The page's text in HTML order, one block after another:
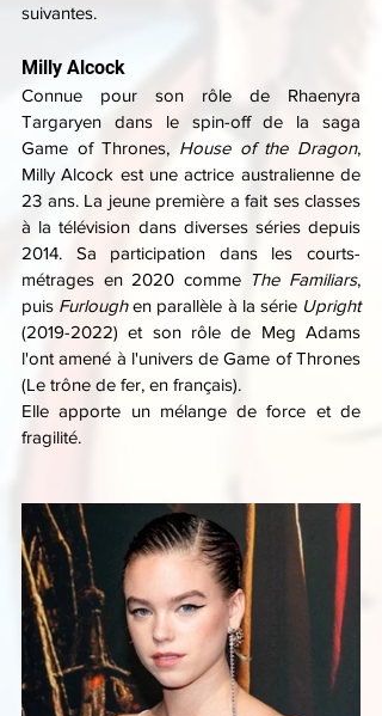
suivantes.
Milly Alcock
Connue pour son rôle de Rhaenyra
Targaryen dans le spin-off de la saga
Game of Thrones, House of the Dragon,
Milly Alcock est une actrice australienne de
23 ans. La jeune première a fait ses classes
à la télévision dans diverses séries depuis
2014. Sa participation dans les courts-
métrages en 2020 comme The Familiars,
puis Furlough en parallèle à la série Upright
(2019-2022) et son rôle de Meg Adams
l'ont amené à l'univers de Game of Thrones
(Le trône de fer, en français).
Elle apporte un mélange de force et de
fragilité.